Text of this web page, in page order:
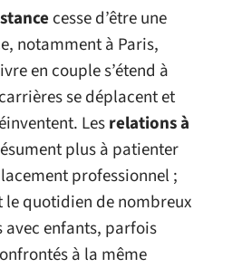
cesse d’être une
notamment à Paris,
en couple s’étend à
se déplacent et
Lesrelations à
plus à patienter
professionnel ;
le quotidien de nombreux
enfants, parfois
à la même